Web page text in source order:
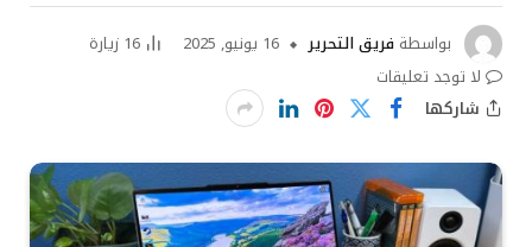
بواسطة فريق التحرير 16 يونيو, 2025 16 زيارة
لا توجد تعليقات
شاركها